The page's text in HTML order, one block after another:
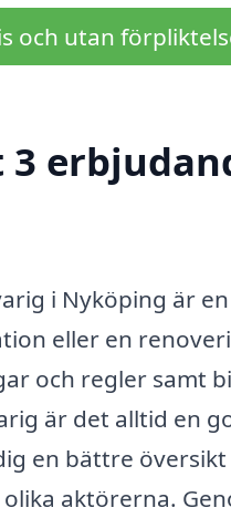
och utan
3
i Nyköping är
eller en
och regler samt
är det alltid en
en bättre
aktörerna.